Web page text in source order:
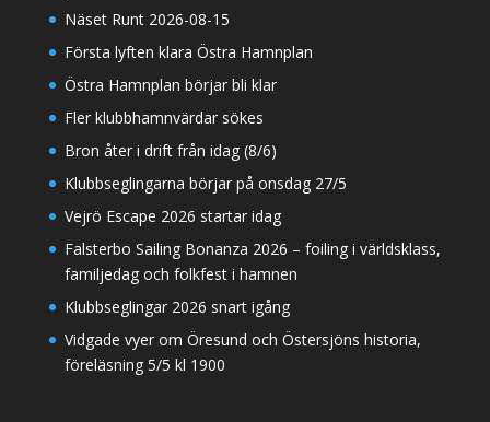
Näset Runt 2026-08-15
Första lyften klara Östra Hamnplan
Östra Hamnplan börjar bli klar
Fler klubbhamnvärdar sökes
Bron åter i drift från idag (8/6)
Klubbseglingarna börjar på onsdag 27/5
Vejrö Escape 2026 startar idag
Falsterbo Sailing Bonanza 2026 – foiling i världsklass,
familjedag och folkfest i hamnen
Klubbseglingar 2026 snart igång
Vidgade vyer om Öresund och Östersjöns historia,
föreläsning 5/5 kl 1900